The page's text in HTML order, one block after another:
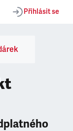
Přihlásit se